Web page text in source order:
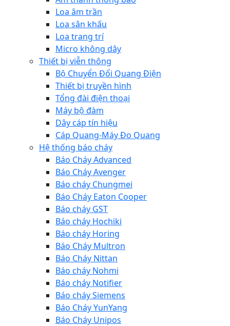
Loa âm trần
Loa sân khấu
Loa trang trí
Micro không dây
Thiết bị viễn thông
Bộ Chuyển Đổi Quang Điện
Thiết bị truyền hình
Tổng đài điện thoại
Máy bộ đàm
Dây cáp tín hiệu
Cáp Quang-Máy Đo Quang
Hệ thống báo cháy
Báo Cháy Advanced
Báo Cháy Avenger
Báo cháy Chungmei
Báo Cháy Eaton Cooper
Báo cháy GST
Báo cháy Hochiki
Báo cháy Horing
Báo Cháy Multron
Báo Cháy Nittan
Báo cháy Nohmi
Báo cháy Notifier
Báo cháy Siemens
Báo Cháy YunYang
Báo Cháy Unipos